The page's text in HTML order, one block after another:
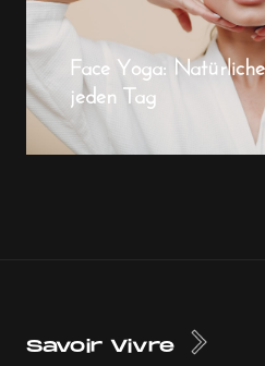
Face Yoga:
jeden Tag
Savoir Vivre